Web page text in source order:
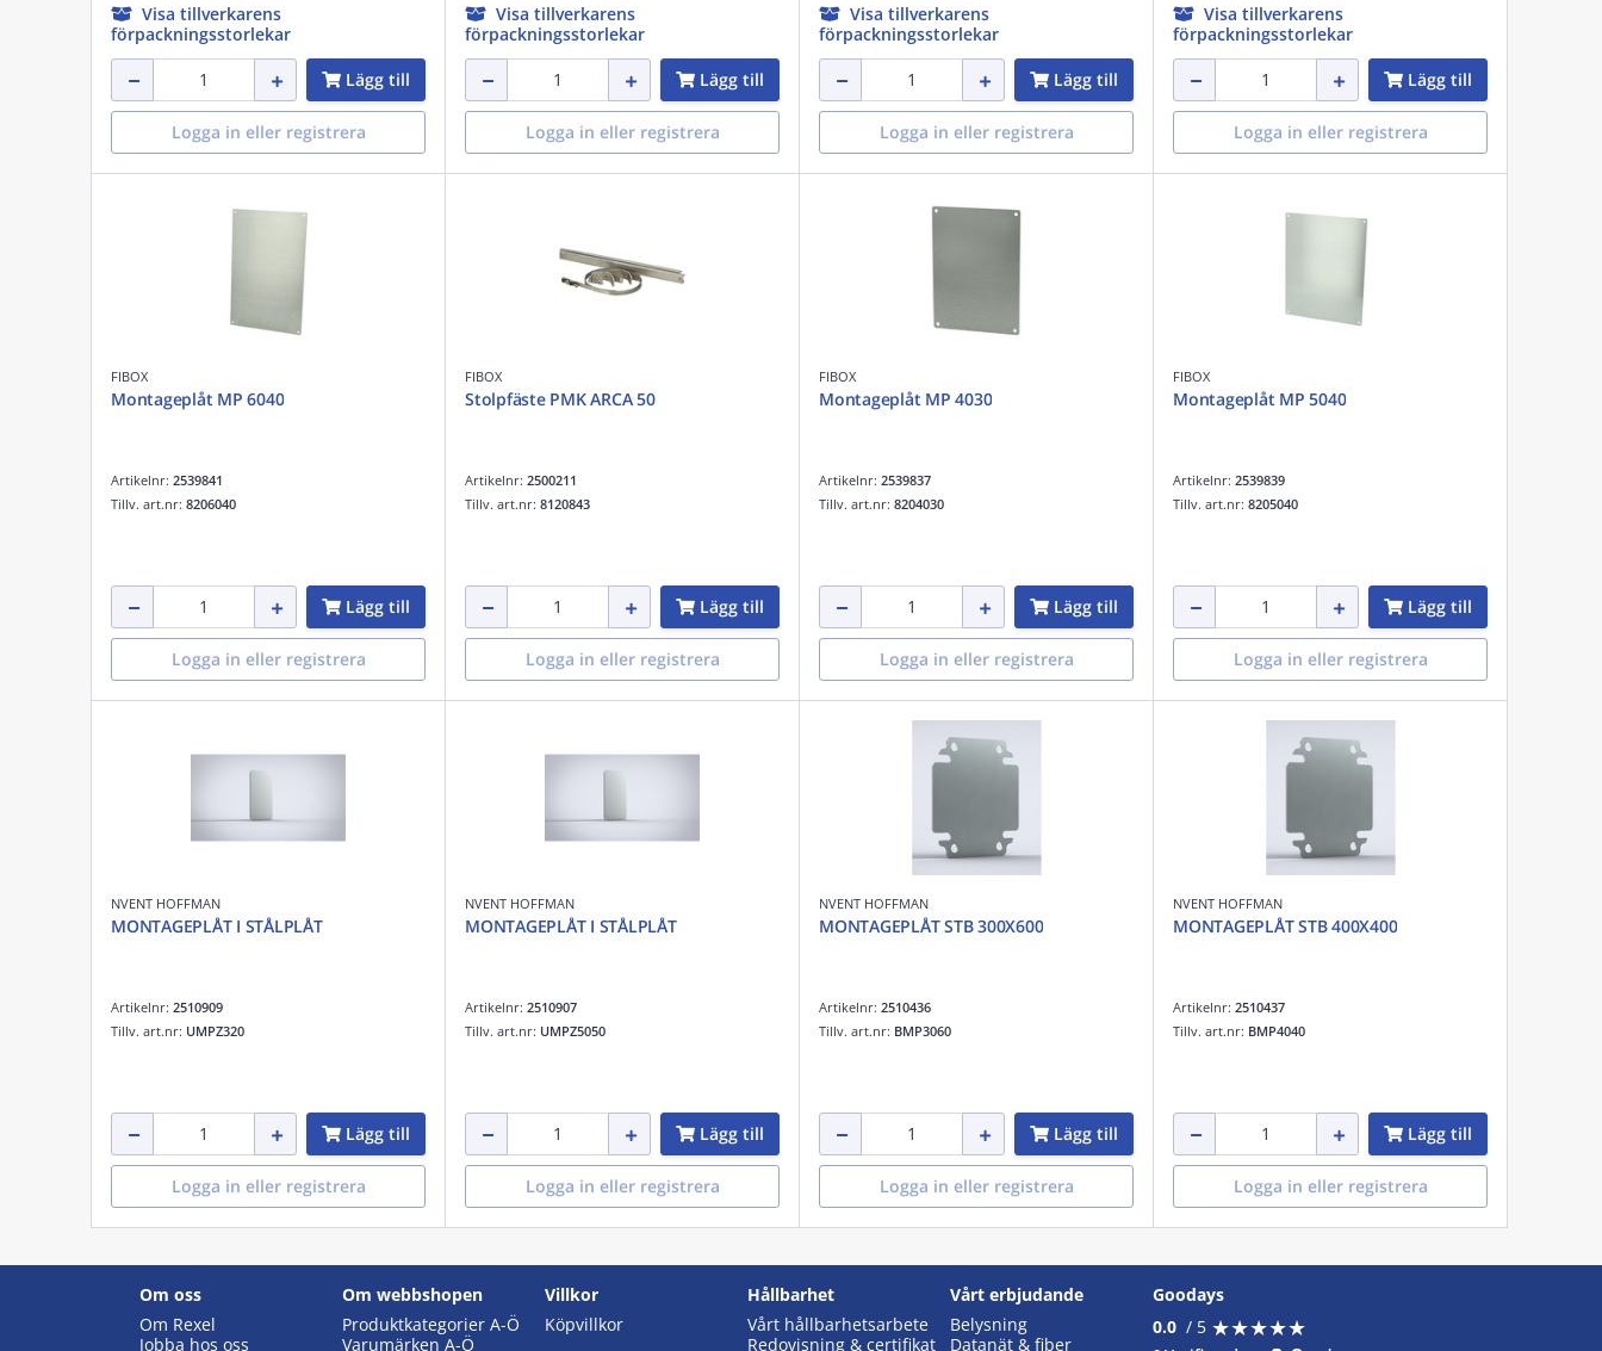
Visa tillverkarens
förpackningsstorlekar
Lägg till
Logga in eller registrera
Visa tillverkarens
förpackningsstorlekar
Lägg till
Logga in eller registrera
Visa tillverkarens
förpackningsstorlekar
Lägg till
Logga in eller registrera
Visa tillverkarens
förpackningsstorlekar
Lägg till
Logga in eller registrera
FIBOX
Montageplåt MP 6040
Artikelnr: 2539841
Tillv. art.nr: 8206040
Lägg till
Logga in eller registrera
FIBOX
Stolpfäste PMK ARCA 50
Artikelnr: 2500211
Tillv. art.nr: 8120843
Lägg till
Logga in eller registrera
FIBOX
Montageplåt MP 4030
Artikelnr: 2539837
Tillv. art.nr: 8204030
Lägg till
Logga in eller registrera
FIBOX
Montageplåt MP 5040
Artikelnr: 2539839
Tillv. art.nr: 8205040
Lägg till
Logga in eller registrera
NVENT HOFFMAN
MONTAGEPLÅT I STÅLPLÅT
Artikelnr: 2510909
Tillv. art.nr: UMPZ320
Lägg till
Logga in eller registrera
NVENT HOFFMAN
MONTAGEPLÅT I STÅLPLÅT
Artikelnr: 2510907
Tillv. art.nr: UMPZ5050
Lägg till
Logga in eller registrera
NVENT HOFFMAN
MONTAGEPLÅT STB 300X600
Artikelnr: 2510436
Tillv. art.nr: BMP3060
Lägg till
Logga in eller registrera
NVENT HOFFMAN
MONTAGEPLÅT STB 400X400
Artikelnr: 2510437
Tillv. art.nr: BMP4040
Lägg till
Logga in eller registrera
Om oss
Om Rexel
Jobba hos oss
Om webbshopen
Produktkategorier A-Ö
Varumärken A-Ö
Villkor
Köpvillkor
Hållbarhet
Vårt hållbarhetsarbete
Redovisning & certifikat
Vårt erbjudande
Belysning
Datanät & fiber
Goodays
0.0 / 5 ★★★★★
★★★★★